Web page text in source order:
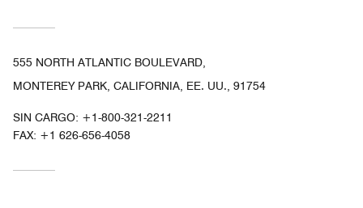
555 NORTH ATLANTIC BOULEVARD,
MONTEREY PARK, CALIFORNIA, EE. UU., 91754
SIN CARGO: +1-800-321-2211
FAX: +1 626-656-4058